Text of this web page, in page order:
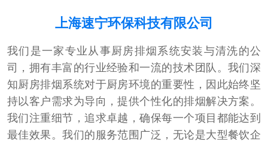
上海速宁环保科技有限公司
我们是一家专业从事厨房排烟系统安装与清洗的公
司，拥有丰富的行业经验和一流的技术团队。我们深
知厨房排烟系统对于厨房环境的重要性，因此始终坚
持以客户需求为导向，提供个性化的排烟解决方案。
我们注重细节，追求卓越，确保每一个项目都能达到
最佳效果。我们的服务范围广泛，无论是大型餐饮企